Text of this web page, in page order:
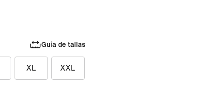
Guía de tallas
XL XXL